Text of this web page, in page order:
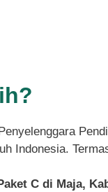
Indonesia.
C di Maja,